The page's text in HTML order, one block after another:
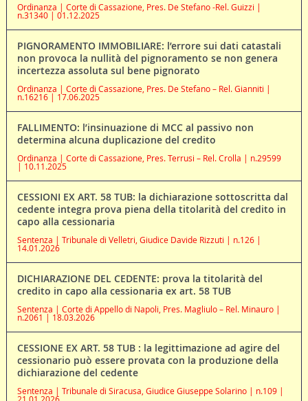
Ordinanza | Corte di Cassazione, Pres. De Stefano -Rel. Guizzi |
n.31340 | 01.12.2025
PIGNORAMENTO IMMOBILIARE: l’errore sui dati catastali
non provoca la nullità del pignoramento se non genera
incertezza assoluta sul bene pignorato
Ordinanza | Corte di Cassazione, Pres. De Stefano – Rel. Gianniti |
n.16216 | 17.06.2025
FALLIMENTO: l’insinuazione di MCC al passivo non
determina alcuna duplicazione del credito
Ordinanza | Corte di Cassazione, Pres. Terrusi – Rel. Crolla | n.29599
| 10.11.2025
CESSIONI EX ART. 58 TUB: la dichiarazione sottoscritta dal
cedente integra prova piena della titolarità del credito in
capo alla cessionaria
Sentenza | Tribunale di Velletri, Giudice Davide Rizzuti | n.126 |
14.01.2026
DICHIARAZIONE DEL CEDENTE: prova la titolarità del
credito in capo alla cessionaria ex art. 58 TUB
Sentenza | Corte di Appello di Napoli, Pres. Magliulo – Rel. Minauro |
n.2061 | 18.03.2026
CESSIONE EX ART. 58 TUB : la legittimazione ad agire del
cessionario può essere provata con la produzione della
dichiarazione del cedente
Sentenza | Tribunale di Siracusa, Giudice Giuseppe Solarino | n.109 |
21.01.2026